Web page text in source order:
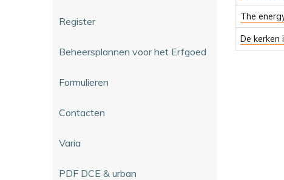
Register
Beheersplannen voor het Erfgoed
Formulieren
Contacten
Varia
PDF DCE & urban
The
De kerken